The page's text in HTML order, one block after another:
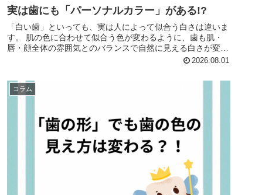
実は歯にも「パーソナルカラー」がある!?
「白い歯」といっても、実は人によって似合う白さは違いま
す。 肌の色に合わせて似合う色が変わるように、歯も肌・
唇・顔全体の雰囲気とのバランスで自然に見える白さが変わ
ります。 歯の色の見え方を左右するポイント ・肌...2026.08.01
コラム